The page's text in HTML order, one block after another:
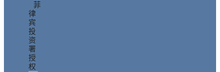
菲
律
宾
投
资
署
授
权